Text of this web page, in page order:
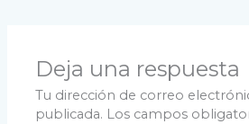
Deja una respuesta
Tu dirección de correo
publicada. Los campos